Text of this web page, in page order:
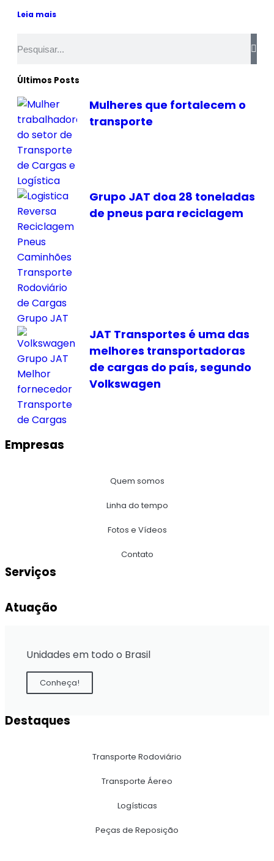
Leia mais
Últimos Posts
Mulheres que fortalecem o
transporte
Grupo JAT doa 28 toneladas
de pneus para reciclagem
JAT Transportes é uma das
melhores transportadoras
de cargas do país, segundo
Volkswagen
Empresas
Quem somos
Linha do tempo
Fotos e Vídeos
Contato
Serviços
Atuação
Unidades em todo o Brasil
Conheça!
Destaques
Transporte Rodoviário
Transporte Áereo
Logísticas
Peças de Reposição